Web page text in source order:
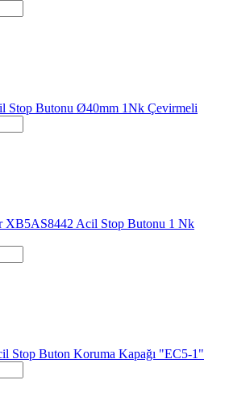
Stop Butonu Ø40mm 1Nk Çevirmeli
XB5AS8442 Acil Stop Butonu 1 Nk
Stop Buton Koruma Kapağı "EC5-1"